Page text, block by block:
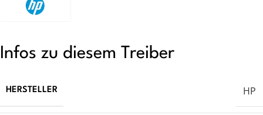
Infos zu diesem Treiber
HERSTELLER HP